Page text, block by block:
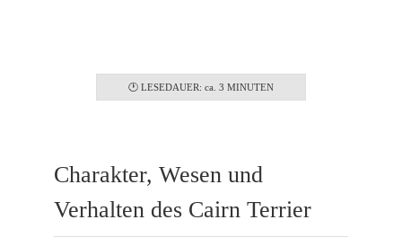
🕐 LESEDAUER: ca. 3 MINUTEN
Charakter, Wesen und
Verhalten des Cairn Terrier